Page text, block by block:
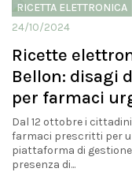
RICETTA ELETTRONICA
24/10/2024
Ricette
Bellon: disagi
per farmaci
Dal 12 ottobre i
farmaci prescritti per
piattaforma di
presenza di...